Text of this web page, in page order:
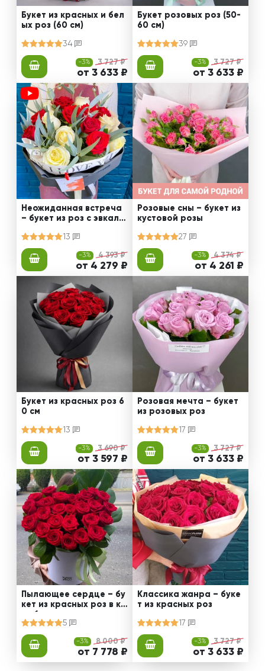
Букет из красных и бел
ых роз (60 см)
34
-3% 3 727 ₽
от 3 633 ₽
Букет розовых роз (50-
60 см)
39
-3% 3 727 ₽
от 3 633 ₽
Неожиданная встреча
– букет из роз с эвкали
13
-3% 4 393 ₽
от 4 279 ₽
Розовые сны – букет из
кустовой розы
27
-3% 4 374 ₽
от 4 261 ₽
Букет из красных роз 6
0 см
13
-3% 3 690 ₽
от 3 597 ₽
Розовая мечта – букет
из розовых роз
17
-3% 3 727 ₽
от 3 633 ₽
Пылающее сердце – бу
кет из красных роз в ко
робке
5
-3% 8 000 ₽
от 7 778 ₽
Классика жанра – буке
т из красных роз
17
-3% 3 727 ₽
от 3 633 ₽